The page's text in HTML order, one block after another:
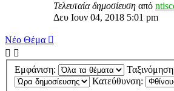
Τελευταία δημοσίευση από
Δευ Ιουν 04, 2018 5:01 pm
Νέο Θέμα
Εμφάνιση:
Κατεύθυνση: